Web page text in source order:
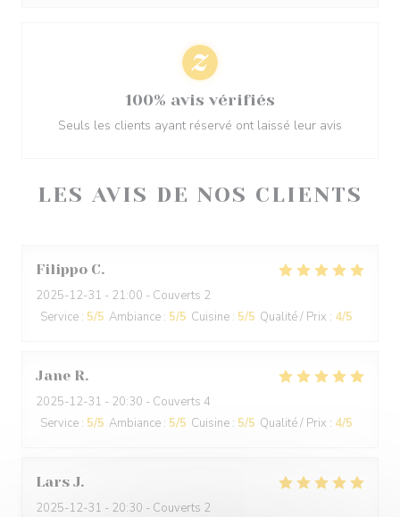
LES AVIS DE NOS CLIENTS
Filippo C
2025-12-31 - 21:00 - Couverts 2
Service : 5/5 Ambiance : 5/5 Cuisine : 5/5 Qualité / Prix : 4/5
Jane R
2025-12-31 - 20:30 - Couverts 4
Service : 5/5 Ambiance : 5/5 Cuisine : 5/5 Qualité / Prix : 4/5
Lars J
2025-12-31 - 20:30 - Couverts 2
100% avis vérifiés
Seuls les clients ayant réservé ont laissé leur avis